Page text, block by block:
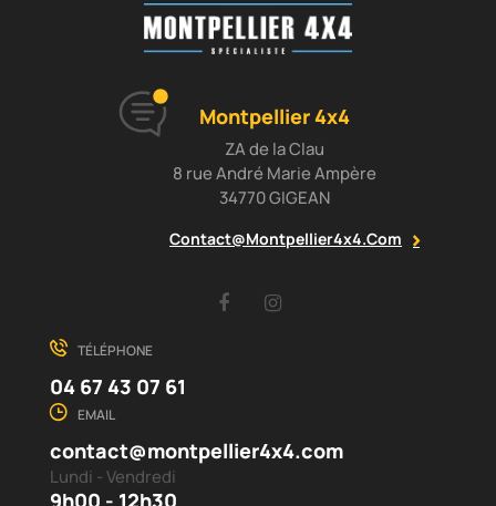
Montpellier 4x4
ZA de la Clau
8 rue André Marie Ampère
34770 GIGEAN
Contact@montpellier4x4.com
Facebook
TÉLÉPHONE
04 67 43 07 61
EMAIL
contact@montpellier4x4.com
Lundi - Vendredi
9h00 - 12h30